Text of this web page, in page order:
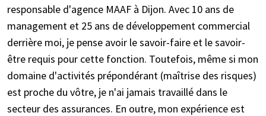
responsable d'agence MAAF à Dijon. Avec 10 ans de
management et 25 ans de développement commercial
derrière moi, je pense avoir le savoir-faire et le savoir-
être requis pour cette fonction. Toutefois, même si mon
domaine d'activités prépondérant (maîtrise des risques)
est proche du vôtre, je n'ai jamais travaillé dans le
secteur des assurances. En outre, mon expérience est